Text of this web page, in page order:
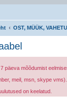
OST, MÜÜK,
päeva mõõdumist
meil, msn, skype vms).
on keelatud.